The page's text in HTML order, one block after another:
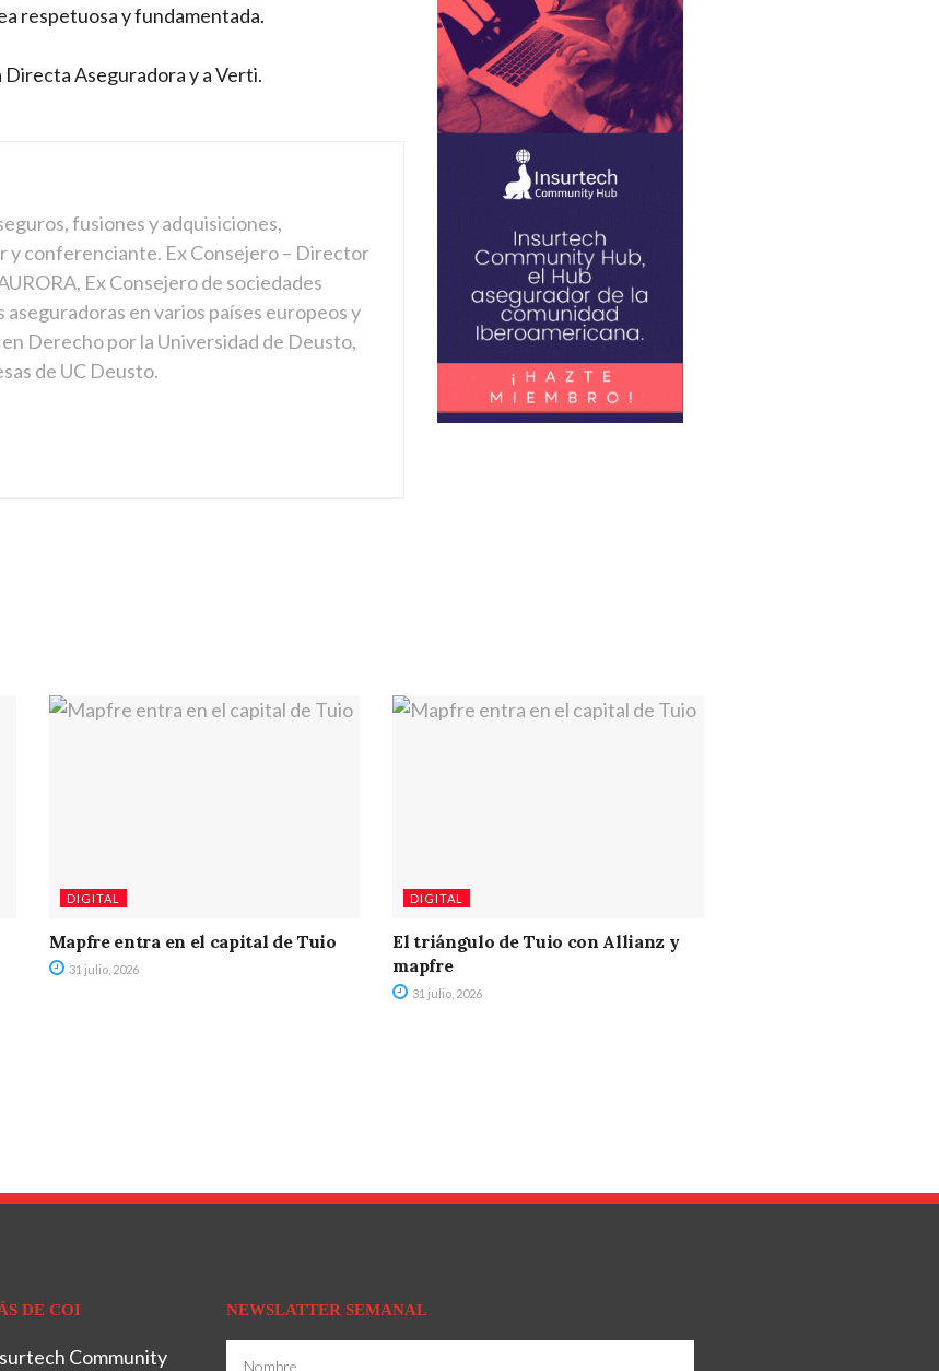
respetuosa y fundamentada.
Directa Aseguradora y a Verti.
fusiones y adquisiciones,
y conferenciante. Ex Consejero – Director
Ex Consejero de sociedades
en varios países europeos y
Derecho por la Universidad de Deusto,
de UC Deusto.
DIGITAL
Mapfre entra en el capital de Tuio
31 julio, 2026
DIGITAL
El triángulo de Tuio con Allianz y
mapfre
31 julio, 2026
DE COI
Community
NEWSLATTER SEMANAL